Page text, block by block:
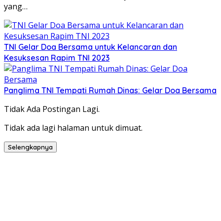
yang…
TNI Gelar Doa Bersama untuk Kelancaran dan
Kesuksesan Rapim TNI 2023
Panglima TNI Tempati Rumah Dinas: Gelar Doa Bersama
Tidak Ada Postingan Lagi.
Tidak ada lagi halaman untuk dimuat.
Selengkapnya